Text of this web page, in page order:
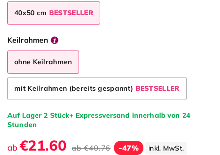
40x50 cm BESTSELLER
Keilrahmen
ohne Keilrahmen
mit Keilrahmen (bereits gespannt) BESTSELLER
Auf Lager 2 Stück+ Expressversand innerhalb von 24
Stunden
ab €21.60 ab€40.76 -47% inkl. MwSt.